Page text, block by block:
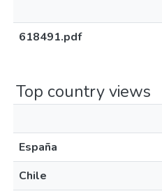
618491.pdf
Top country views
España
Chile